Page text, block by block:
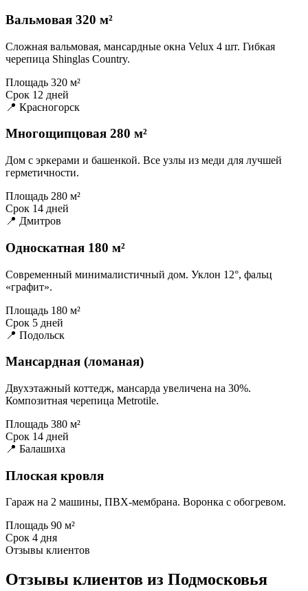
Вальмовая 320 м²
Сложная вальмовая, мансардные окна Velux 4 шт. Гибкая
черепица Shinglas Country.
Площадь 320 м²
Срок 12 дней
📍 Красногорск
Многощипцовая 280 м²
Дом с эркерами и башенкой. Все узлы из меди для лучшей
герметичности.
Площадь 280 м²
Срок 14 дней
📍 Дмитров
Односкатная 180 м²
Современный минималистичный дом. Уклон 12°, фальц
«графит».
Площадь 180 м²
Срок 5 дней
📍 Подольск
Мансардная (ломаная)
Двухэтажный коттедж, мансарда увеличена на 30%.
Композитная черепица Metrotile.
Площадь 380 м²
Срок 14 дней
📍 Балашиха
Плоская кровля
Гараж на 2 машины, ПВХ-мембрана. Воронка с обогревом.
Площадь 90 м²
Срок 4 дня
Отзывы клиентов
Отзывы клиентов из Подмосковья